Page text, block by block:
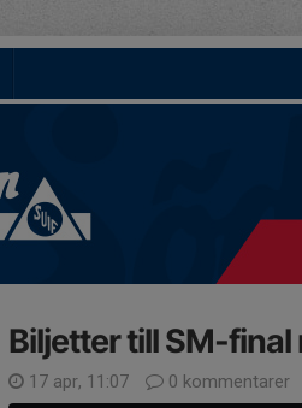
Biljetter till SM-final
17 apr, 11:07 0 kommentarer